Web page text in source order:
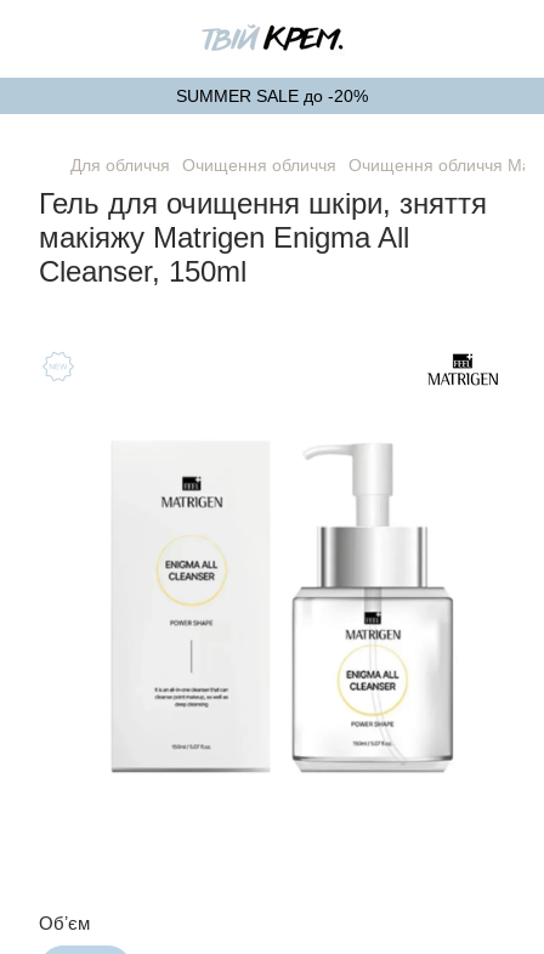
SUMMER SALE до -20%
Для обличчя Очищення обличчя Очищення обличчя
Гель для очищення шкіри, зняття
макіяжу Matrigen Enigma All
Cleanser, 150ml
Обʼєм